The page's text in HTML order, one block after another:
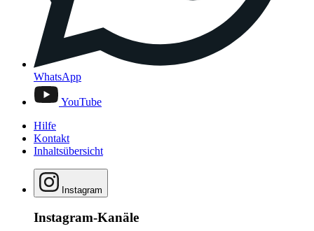
WhatsApp
YouTube
Hilfe
Kontakt
Inhaltsübersicht
Instagram
Instagram-Kanäle